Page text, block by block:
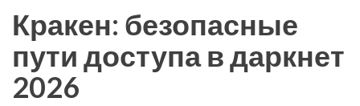
Кракен: безопасные
пути доступа в даркнет
2026